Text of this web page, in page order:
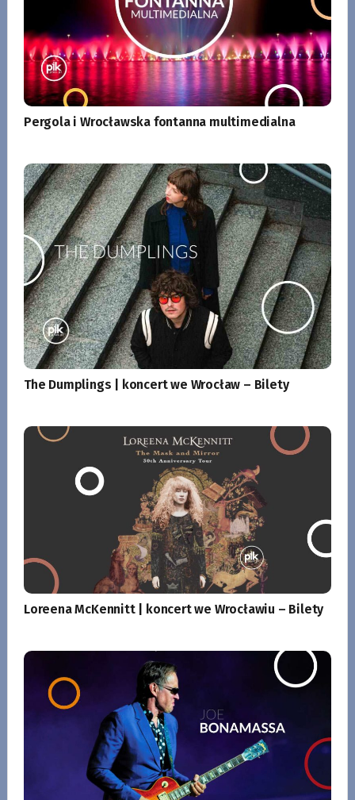
Pergola i Wrocławska fontanna multimedialna
The Dumplings | koncert we Wrocław – Bilety
Loreena McKennitt | koncert we Wrocławiu – Bilety